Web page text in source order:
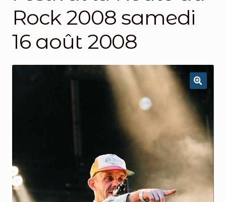
Rock 2008 samedi
16 août 2008